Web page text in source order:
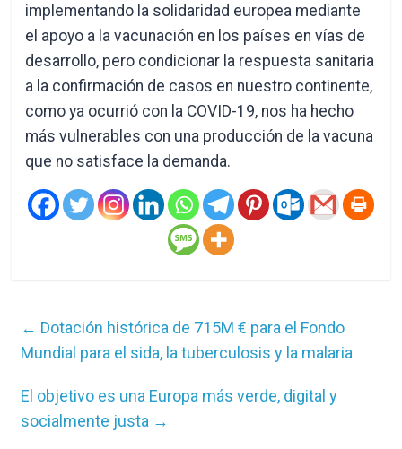
implementando la solidaridad europea mediante
el apoyo a la vacunación en los países en vías de
desarrollo, pero condicionar la respuesta sanitaria
a la confirmación de casos en nuestro continente,
como ya ocurrió con la COVID-19, nos ha hecho
más vulnerables con una producción de la vacuna
que no satisface la demanda.
← Dotación histórica de 715M € para el Fondo
Mundial para el sida, la tuberculosis y la malaria
El objetivo es una Europa más verde, digital y
socialmente justa →